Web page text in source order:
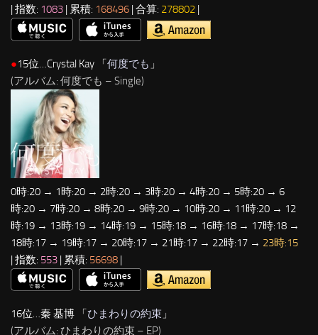
| 指数: 1083 | 累積: 168496 | 合算: 278802
●15位…Crystal Kay 「何度でも 」
(アルバム: 何度でも – Single)
0時:20 → 1時:20 → 2時:20 → 3時:20 → 4時:20 → 5時:20 → 6
時:20 → 7時:20 → 8時:20 → 9時:20 → 10時:20 → 11時:20 → 12
時:19 → 13時:19 → 14時:19 → 15時:18 → 16時:18 → 17時:18 →
18時:17 → 19時:17 → 20時:17 → 21時:17 → 22時:17 → 23時:15
| 指数: 553 | 累積: 56698 |
16位…秦 基博 「ひまわりの約束 」
(アルバム: ひまわりの約束 – EP)